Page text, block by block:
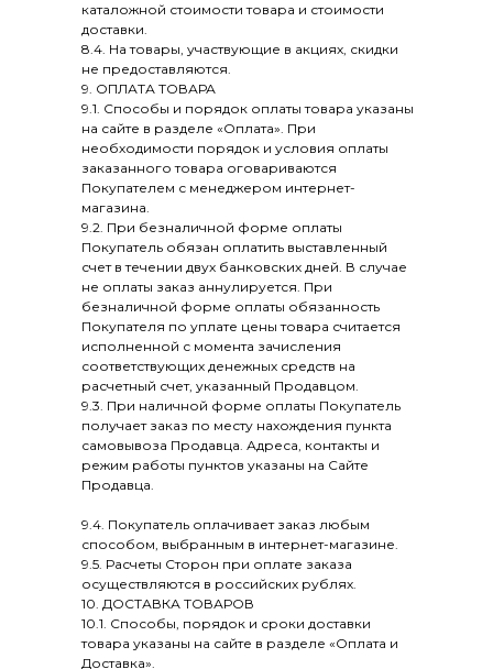
каталожной стоимости товара и стоимости
доставки.
8.4. На товары, участвующие в акциях, скидки
не предоставляются.
9. ОПЛАТА ТОВАРА
9.1. Способы и порядок оплаты товара указаны
на сайте в разделе «Оплата». При
необходимости порядок и условия оплаты
заказанного товара оговариваются
Покупателем с менеджером интернет-
магазина.
9.2. При безналичной форме оплаты
Покупатель обязан оплатить выставленный
счет в течении двух банковских дней. В случае
не оплаты заказ аннулируется. При
безналичной форме оплаты обязанность
Покупателя по уплате цены товара считается
исполненной с момента зачисления
соответствующих денежных средств на
расчетный счет, указанный Продавцом.
9.3. При наличной форме оплаты Покупатель
получает заказ по месту нахождения пункта
самовывоза Продавца. Адреса, контакты и
режим работы пунктов указаны на Сайте
Продавца.
9.4. Покупатель оплачивает заказ любым
способом, выбранным в интернет-магазине.
9.5. Расчеты Сторон при оплате заказа
осуществляются в российских рублях.
10. ДОСТАВКА ТОВАРОВ
10.1. Способы, порядок и сроки доставки
товара указаны на сайте в разделе «Оплата и
Доставка».